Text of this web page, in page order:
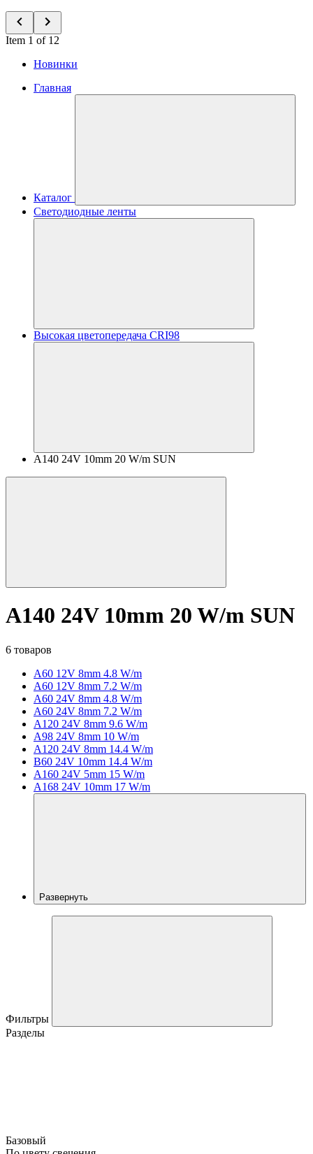
Item 1 of 12
Новинки
Главная
Каталог
Светодиодные ленты
Высокая цветопередача CRI98
A140 24V 10mm 20 W/m SUN
A140 24V 10mm 20 W/m SUN
6 товаров
A60 12V 8mm 4.8 W/m
A60 12V 8mm 7.2 W/m
A60 24V 8mm 4.8 W/m
A60 24V 8mm 7.2 W/m
A120 24V 8mm 9.6 W/m
A98 24V 8mm 10 W/m
A120 24V 8mm 14.4 W/m
B60 24V 10mm 14.4 W/m
A160 24V 5mm 15 W/m
A168 24V 10mm 17 W/m
Развернуть
Фильтры
Разделы
Базовый